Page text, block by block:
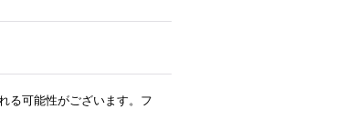
る可能性がございます。フ